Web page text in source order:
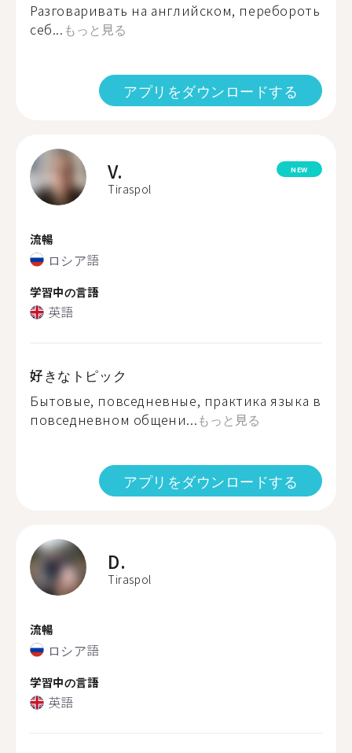
Разговаривать на английском, перебороть
себ... もっと見る
アプリをダウンロードする
V.
Tiraspol
NEW
流暢
ロシア語
学習中の言語
英語
好きなトピック
Бытовые, повседневные, практика языка в
повседневном общени...もっと見る
アプリをダウンロードする
D.
Tiraspol
流暢
ロシア語
学習中の言語
英語